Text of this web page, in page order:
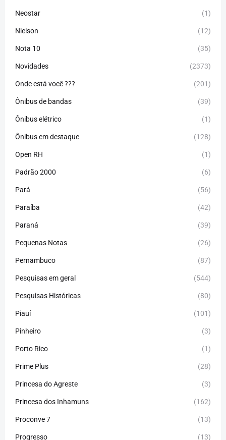
Neostar (1)
Nielson (12)
Nota 10 (35)
Novidades (2373)
Onde está você ??? (201)
Ônibus de bandas (39)
Ônibus elétrico (1)
Ônibus em destaque (128)
Open RH (1)
Padrão 2000 (6)
Pará (56)
Paraíba (42)
Paraná (39)
Pequenas Notas (26)
Pernambuco (87)
Pesquisas em geral (544)
Pesquisas Históricas (80)
Piauí (101)
Pinheiro (3)
Porto Rico (1)
Prime Plus (28)
Princesa do Agreste (3)
Princesa dos Inhamuns (162)
Proconve 7 (13)
Progresso (13)